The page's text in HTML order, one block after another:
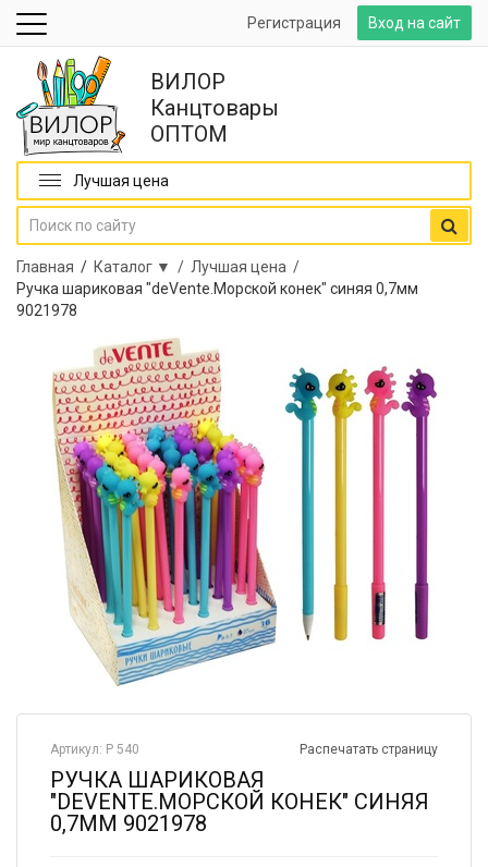
Вход на сайт
Регистрация
ВИЛОР
Канцтовары
ОПТОМ
Лучшая цена
Главная / Каталог ▼ / Лучшая цена /
Ручка шариковая "deVente.Морской конек" синяя 0,7мм
9021978
Распечатать страницу
Артикул: Р 540
РУЧКА ШАРИКОВАЯ
"DEVENTE.МОРСКОЙ КОНЕК" СИНЯЯ
0,7ММ 9021978